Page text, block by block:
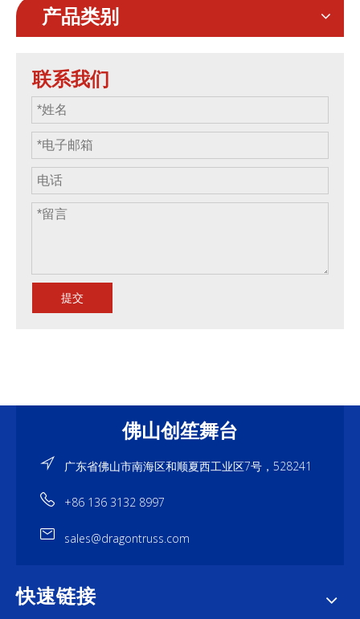
产品类别
联系我们
提交
佛山创笙舞台
广东省佛山市南海区和顺夏西工业区7号，528241
+86 136 3132 8997
sales@dragontruss.com
快速链接